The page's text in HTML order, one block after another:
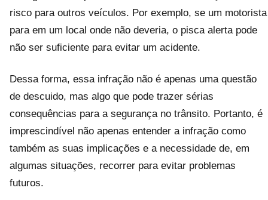
risco para outros veículos. Por exemplo, se um motorista
para em um local onde não deveria, o pisca alerta pode
não ser suficiente para evitar um acidente.
Dessa forma, essa infração não é apenas uma questão
de descuido, mas algo que pode trazer sérias
consequências para a segurança no trânsito. Portanto, é
imprescindível não apenas entender a infração como
também as suas implicações e a necessidade de, em
algumas situações, recorrer para evitar problemas
futuros.